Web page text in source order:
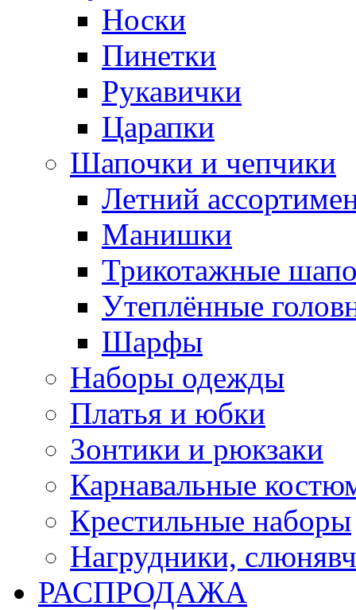
Носки
Пинетки
Рукавички
Царапки
Шапочки и чепчики
Летний
Манишки
Трикотажные
Утеплённые
Шарфы
Наборы одежды
Платья и юбки
Зонтики и рюкзаки
Карнавальные
Крестильные наборы
Нагрудники,
РАСПРОДАЖА